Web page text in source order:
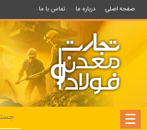
صفحه اصلی درباره ما تماس با ما